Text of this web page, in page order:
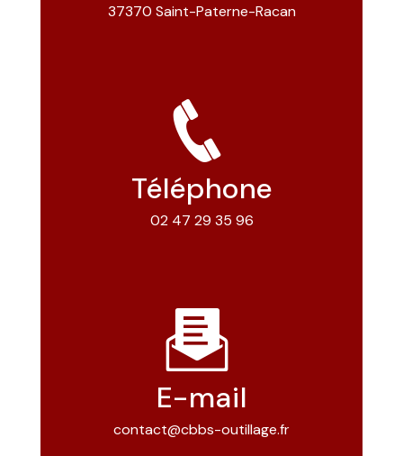
37370 Saint-Paterne-Racan
Téléphone
02 47 29 35 96
E-mail
contact@cbbs-outillage.fr